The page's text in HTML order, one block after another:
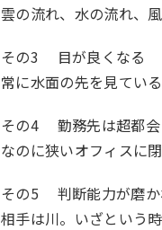
雲の流れ、水の流れ、
その3 目が良くなる
常に水面の先を見てい
その4 勤務先は超都会
なのに狭いオフィスに
その5 判断能力が磨か
相手は川。いざという